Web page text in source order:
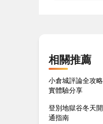
相關推薦
小倉城評論全攻
實體驗分享
登別地獄谷冬天
通指南